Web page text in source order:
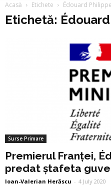
Acasă Etichete Édouard Philippe
Etichetă:
Surse Primare
Premierul Franței,
predat ștafeta
Ioan-Valerian Herăscu - 4 July 2020